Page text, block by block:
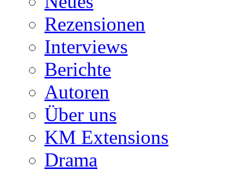
Rezensionen
Interviews
Berichte
Autoren
Über uns
KM Extensions
Drama